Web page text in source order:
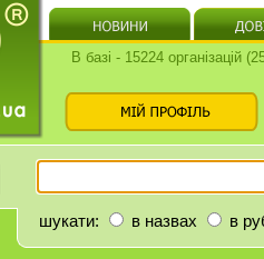
В базі - 15224 організацій
шукати: в назвах в